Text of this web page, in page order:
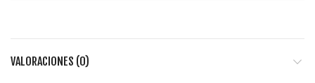
VALORACIONES (0)